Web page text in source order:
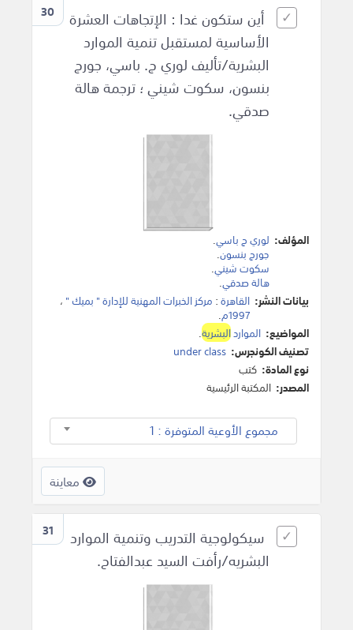
30
أين ستكون غدا : الإتجاهات العشرة
الأساسية لمستقبل تنمية الموارد
البشرية/تأليف لوري ج. باسي، جورج
بنسون، سكوت شيني ؛ ترجمة هالة
صدقي.
المؤلف: لوري ج باسي.
جورج بنسون.
سكوت شيني.
هالة صدقي.
بيانات النشر: القاهرة: مركز الخبرات المهنية للإدارة " بميك " ،
1997م .
المواضيع: المواردالبشرية.
تصنيف الكونجرس: under class
نوع المادة: كتب
المصدر: المكتبة الرئيسية
مجموع الأوعية المتوفرة : 1
معاينة
31
سيكولوجية التدريب وتنمية الموارد
البشريه/رأفت السيد عبدالفتاح.